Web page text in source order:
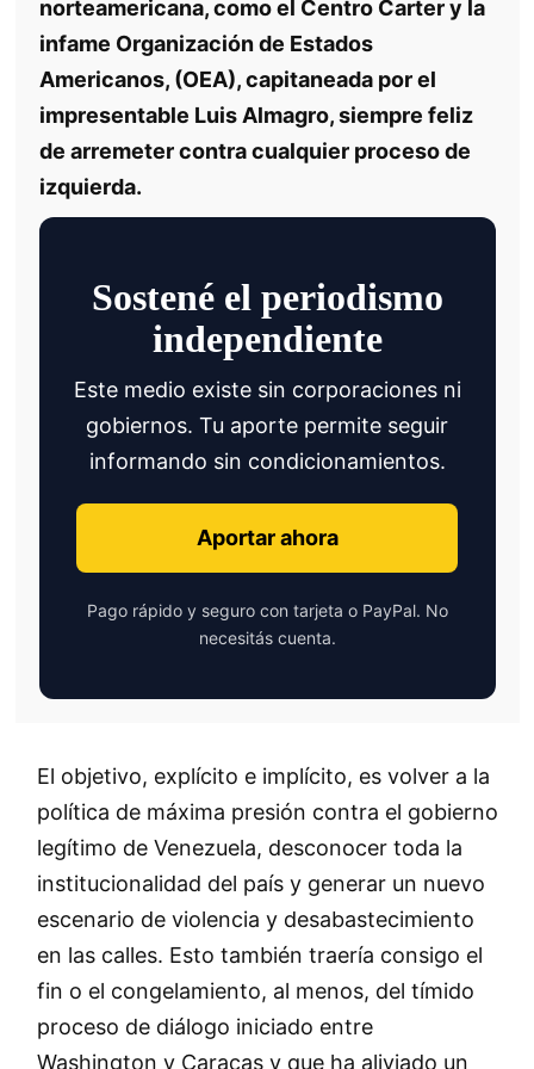
norteamericana, como el Centro Carter y la
infame Organización de Estados
Americanos, (OEA), capitaneada por el
impresentable Luis Almagro, siempre feliz
de arremeter contra cualquier proceso de
izquierda.
Sostené el periodismo
independiente
Este medio existe sin corporaciones ni
gobiernos. Tu aporte permite seguir
informando sin condicionamientos.
Aportar ahora
Pago rápido y seguro con tarjeta o PayPal. No
necesitás cuenta.
El objetivo, explícito e implícito, es volver a la
política de máxima presión contra el gobierno
legítimo de Venezuela, desconocer toda la
institucionalidad del país y generar un nuevo
escenario de violencia y desabastecimiento
en las calles. Esto también traería consigo el
fin o el congelamiento, al menos, del tímido
proceso de diálogo iniciado entre
Washington y Caracas y que ha aliviado un